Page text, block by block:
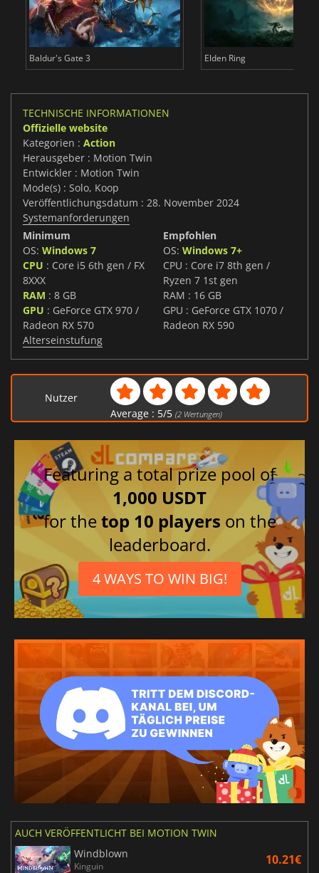
Baldur's Gate 3 Elden Ring
TECHNISCHE INFORMATIONEN
Offizielle website
Kategorien : Action
Herausgeber : Motion Twin
Entwickler : Motion Twin
Mode(s) : Solo, Koop
Veröffentlichungsdatum : 28. November 2024
Systemanforderungen
Minimum
OS: Windows 7
CPU : Core i5 6th gen / FX
8XXX
RAM : 8 GB
GPU : GeForce GTX 970 /
Radeon RX 570
Empfohlen
OS: Windows 7+
CPU : Core i7 8th gen /
Ryzen 7 1st gen
RAM : 16 GB
GPU : GeForce GTX 1070 /
Radeon RX 590
Alterseinstufung
Nutzer
Average : 5/5 (2Wertungen)
Featuring a total prize pool of
1,000 USDT
for thetop 10 players on the
leaderboard.
4 WAYS TO WIN BIG!
AUCH VERÖFFENTLICHT BEI MOTION TWIN
Windblown
Kinguin 10.21€